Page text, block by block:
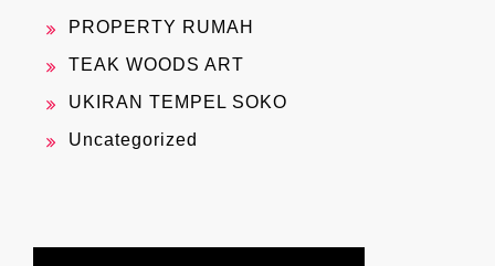
PROPERTY RUMAH
TEAK WOODS ART
UKIRAN TEMPEL SOKO
Uncategorized